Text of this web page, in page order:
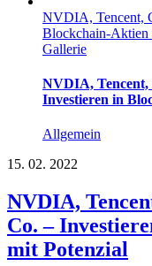
NVDIA, Tencent,
Blockchain-Aktien
Gallerie
NVDIA, Tencent,
Investieren in
Allgemein
15. 02. 2022
NVDIA,
Co. –
mit Potenzial